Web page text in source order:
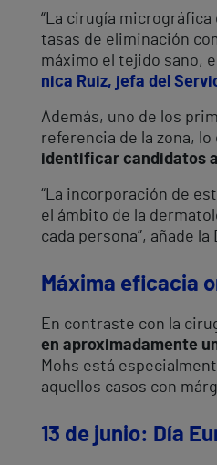
“La cirugía
tasas de eliminación
máximo el tejido sano,
nica Ruiz, jefa del
Además, uno de los
referencia de la zona,
identificar candidatos
“La incorporación de
el ámbito de la
cada persona”, añade la
Máxima eficacia
En contraste con la
en aproximadamente
Mohs está
aquellos casos con
13 de junio: Día